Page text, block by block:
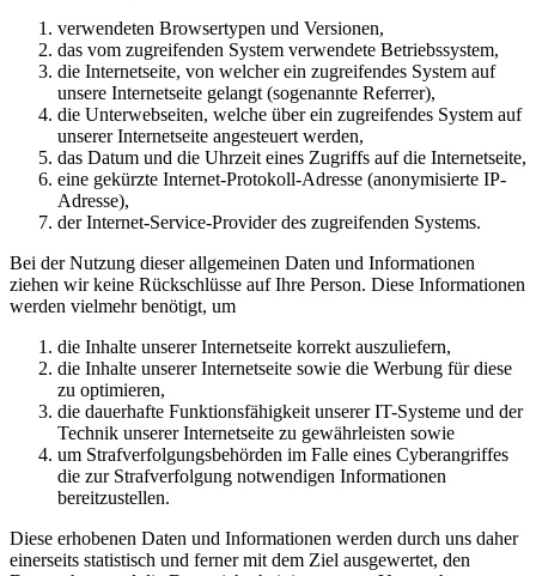
verwendeten Browsertypen und Versionen,
das vom zugreifenden System verwendete Betriebssystem,
die Internetseite, von welcher ein zugreifendes System auf
unsere Internetseite gelangt (sogenannte Referrer),
die Unterwebseiten, welche über ein zugreifendes System auf
unserer Internetseite angesteuert werden,
das Datum und die Uhrzeit eines Zugriffs auf die Internetseite,
eine gekürzte Internet-Protokoll-Adresse (anonymisierte IP-
Adresse),
der Internet-Service-Provider des zugreifenden Systems.
Bei der Nutzung dieser allgemeinen Daten und Informationen
ziehen wir keine Rückschlüsse auf Ihre Person. Diese Informationen
werden vielmehr benötigt, um
die Inhalte unserer Internetseite korrekt auszuliefern,
die Inhalte unserer Internetseite sowie die Werbung für diese
zu optimieren,
die dauerhafte Funktionsfähigkeit unserer IT-Systeme und der
Technik unserer Internetseite zu gewährleisten sowie
um Strafverfolgungsbehörden im Falle eines Cyberangriffes
die zur Strafverfolgung notwendigen Informationen
bereitzustellen.
Diese erhobenen Daten und Informationen werden durch uns daher
einerseits statistisch und ferner mit dem Ziel ausgewertet, den